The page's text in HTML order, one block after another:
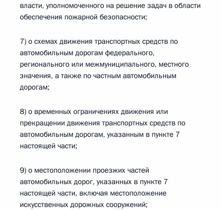
власти, уполномоченного на решение задач в области
обеспечения пожарной безопасности;
7) о схемах движения транспортных средств по
автомобильным дорогам федерального,
регионального или межмуниципального, местного
значения, а также по частным автомобильным
дорогам;
8) о временных ограничениях движения или
прекращении движения транспортных средств по
автомобильным дорогам, указанным в пункте 7
настоящей части;
9) о местоположении проезжих частей
автомобильных дорог, указанных в пункте 7
настоящей части, включая местоположение
искусственных дорожных сооружений;